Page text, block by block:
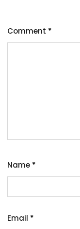
Comment *
Name *
Email *